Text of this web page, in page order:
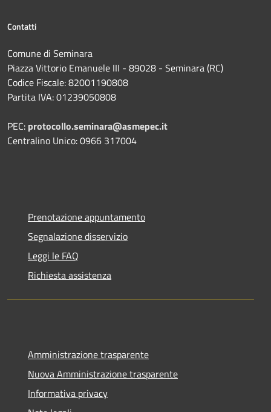
Contatti
Comune di Seminara
Piazza Vittorio Emanuele III - 89028 - Seminara (RC)
Codice Fiscale: 82001190808
Partita IVA: 01239050808
PEC: protocollo.seminara@asmepec.it
Centralino Unico: 0966 317004
Prenotazione appuntamento
Segnalazione disservizio
Leggi le FAQ
Richiesta assistenza
Amministrazione trasparente
Nuova Amministrazione trasparente
Informativa privacy